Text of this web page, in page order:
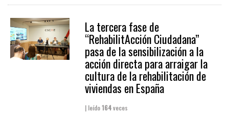
La tercera fase de
“RehabilitAcción Ciudadana”
pasa de la sensibilización a la
acción directa para arraigar la
cultura de la rehabilitación de
viviendas en España
| leído164veces